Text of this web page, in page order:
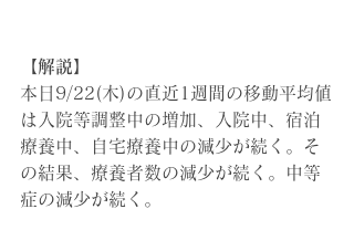
【解説】
本日9/22(木)の直近1週間の移動平均値
は入院等調整中の増加、入院中、宿泊
療養中、自宅療養中の減少が続く。そ
の結果、療養者数の減少が続く。中等
症の減少が続く。